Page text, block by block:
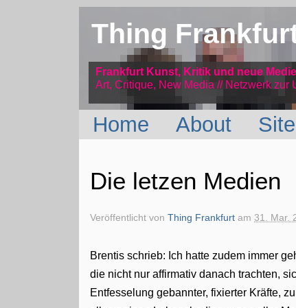
Thing
Frankfurt Kunst, Kritik und neue
Art, Critique, New Media // Netzwerk zur
Home About
Die letzen Medien
Veröffentlicht vonThing Frankfurt am 31. Mar.
Brentis schrieb: Ich hatte zudem immer
die nicht nur affirmativ danach trachten,
Entfesselung gebannter, fixierter Kräfte,